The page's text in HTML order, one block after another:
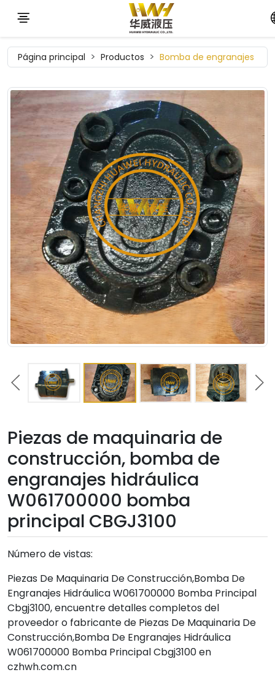
Página principal Productos Bomba de engranajes
Piezas de maquinaria de
construcción, bomba de
engranajes hidráulica
W061700000 bomba
principal CBGJ3100
Número de vistas:
Piezas De Maquinaria De Construcción,Bomba De
Engranajes Hidráulica W061700000 Bomba Principal
Cbgj3100, encuentre detalles completos del
proveedor o fabricante de Piezas De Maquinaria De
Construcción,Bomba De Engranajes Hidráulica
W061700000 Bomba Principal Cbgj3100 en
czhwh.com.cn